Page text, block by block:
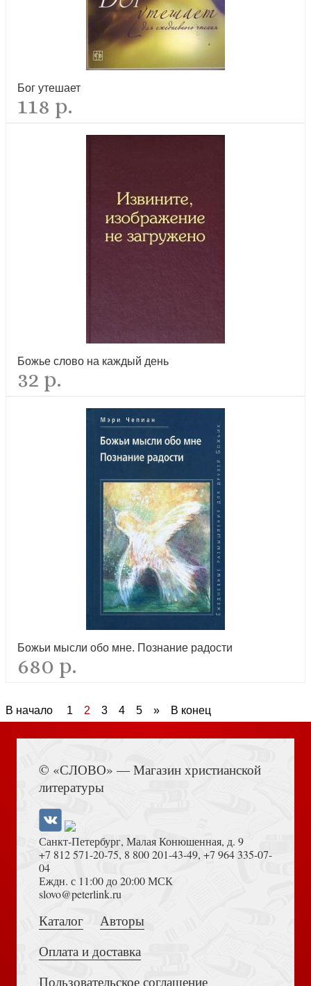
Бог утешает
118 р.
Божье слово на каждый день
32 р.
Божьи мысли обо мне. Познание радости
680 р.
В начало 1 2 3 4 5 » В конец
© «СЛОВО» — Магазин христианской
литературы
Санкт-Петербург, Малая Конюшенная, д. 9
+7 812 571-20-75, 8 800 201-43-49, +7 964 335-07-
04
Еждн. с 11:00 до 20:00 МСК
slovo@peterlink.ru
Каталог
Авторы
Оплата и доставка
Пользовательское соглашение